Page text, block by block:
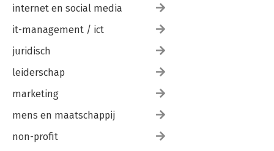
internet en social media
it-management / ict
juridisch
leiderschap
marketing
mens en maatschappij
non-profit